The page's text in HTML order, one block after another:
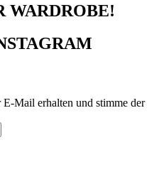
WARDROBE!
Mail erhalten und stimme der